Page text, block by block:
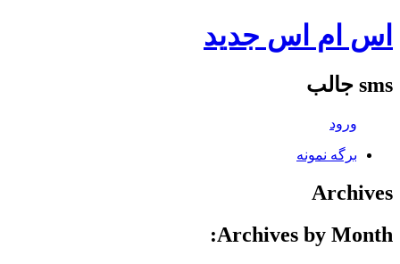
اس ام اس جدید
sms جالب
ورود
برگه نمونه
Archives
Archives by Month: